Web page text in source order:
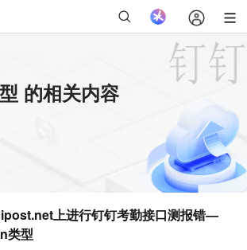
的相关内容
上进行钉钉考勤接口测报错—
类型